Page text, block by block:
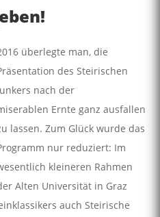
überlegte man, die
des Steirischen
nach der
Ernte ganz ausfallen
lassen. Zum Glück wurde das
nur reduziert: Im
kleineren Rahmen
Alten Universität in Graz
auch Steirische